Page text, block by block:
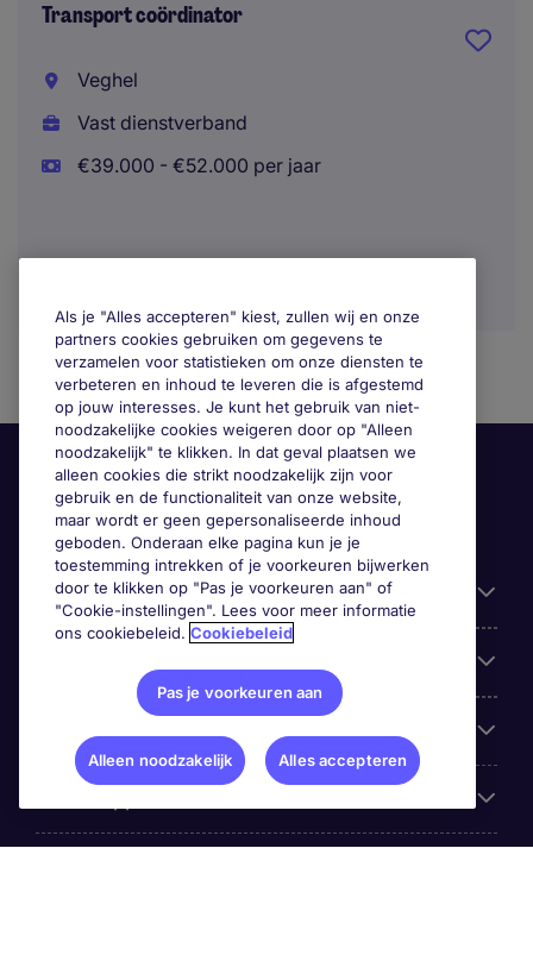
Transport coördinator
Veghel
Vast dienstverband
€39.000 - €52.000 per jaar
Handige informatie
Google Rating
Als je "Alles accepteren" kiest, zullen wij en onze
partners cookies gebruiken om gegevens te
verzamelen voor statistieken om onze diensten te
verbeteren en inhoud te leveren die is afgestemd
op jouw interesses. Je kunt het gebruik van niet-
noodzakelijke cookies weigeren door op "Alleen
noodzakelijk" te klikken. In dat geval plaatsen we
alleen cookies die strikt noodzakelijk zijn voor
gebruik en de functionaliteit van onze website,
maar wordt er geen gepersonaliseerde inhoud
geboden. Onderaan elke pagina kun je je
toestemming intrekken of je voorkeuren bijwerken
door te klikken op "Pas je voorkeuren aan" of
"Cookie-instellingen". Lees voor meer informatie
ons cookiebeleid. Cookiebeleid
Pas je voorkeuren aan
Alleen noodzakelijk Alles accepteren